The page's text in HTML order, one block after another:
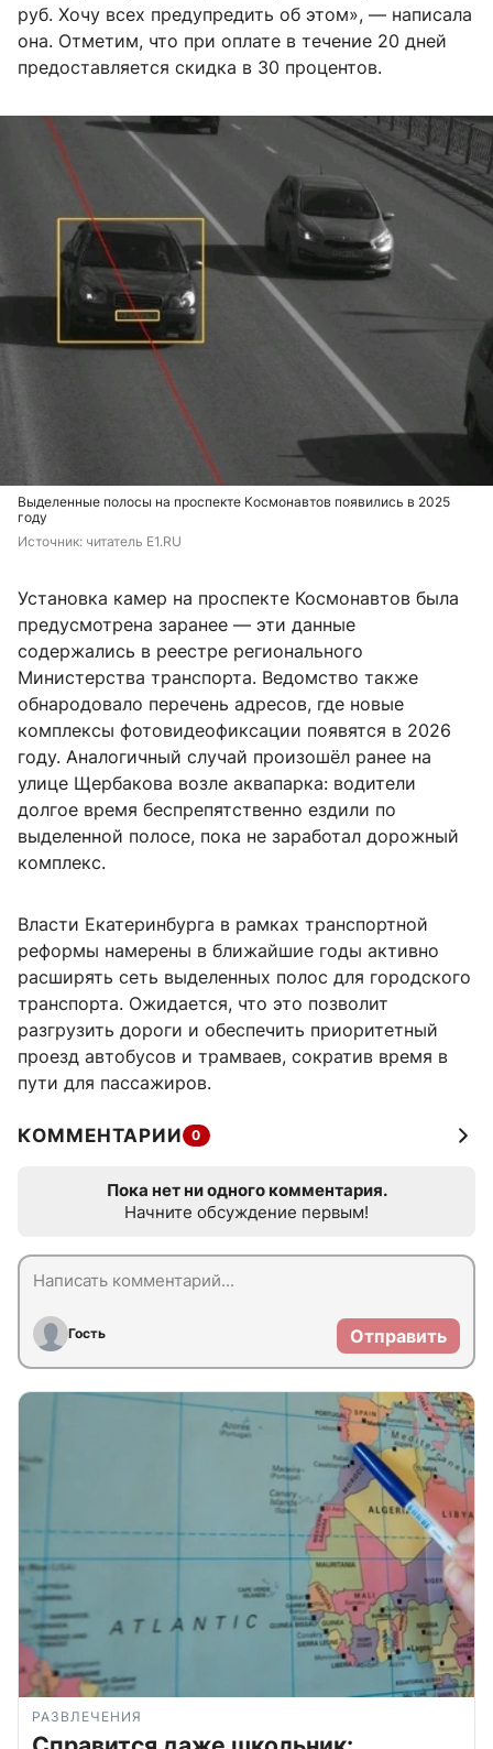
руб. Хочу всех предупредить об этом», — написала
она. Отметим, что при оплате в течение 20 дней
предоставляется скидка в 30 процентов.
Выделенные полосы на проспекте Космонавтов появились в 2025
году
Источник: читатель E1.RU
Установка камер на проспекте Космонавтов была
предусмотрена заранее — эти данные
содержались в реестре регионального
Министерства транспорта. Ведомство также
обнародовало перечень адресов, где новые
комплексы фотовидеофиксации появятся в 2026
году. Аналогичный случай произошёл ранее на
улице Щербакова возле аквапарка: водители
долгое время беспрепятственно ездили по
выделенной полосе, пока не заработал дорожный
комплекс.
Власти Екатеринбурга в рамках транспортной
реформы намерены в ближайшие годы активно
расширять сеть выделенных полос для городского
транспорта. Ожидается, что это позволит
разгрузить дороги и обеспечить приоритетный
проезд автобусов и трамваев, сократив время в
пути для пассажиров.
КОММЕНТАРИИ 0
Пока нет ни одного комментария.
Начните обсуждение первым!
Гость Отправить
РАЗВЛЕЧЕНИЯ